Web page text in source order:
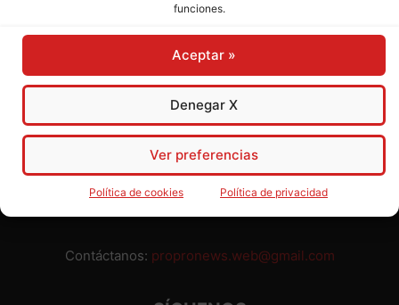
funciones.
Aceptar »
Denegar X
Ver preferencias
Política de cookies Política de privacidad
Para preservar nuestra independencia,
admite publicidad ni subvenciones o ayudas públicas o
privadas. Ninguno de nuestros directivos, redactores y
colaboradores percibe remuneración alguna. Realizamos
nuestro trabajo por amor al periodismo, a la verdad y a la
libertad y en solidaridad con la ciudadanía.
Usted puede colaborar con nosotros divulgando nuestro
periódico, compartiendo nuestros contenidos, sugiriendo temas
y comunicándonos cualquier injusticia o asunto de interés.
Contáctanos: propronews.web@gmail.com